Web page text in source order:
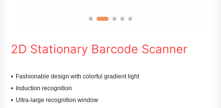
2D Stationary Barcode Scanner
• Fashionable design with colorful gradient light
• Induction recognition
• Ultra-large recognition window